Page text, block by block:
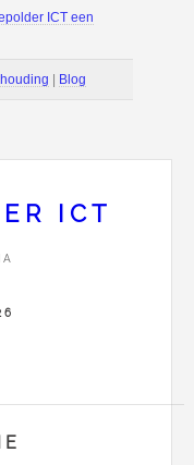
Deze pagina is
+31(0)6-4602 4353
Stuur Kouwepolder
ICT